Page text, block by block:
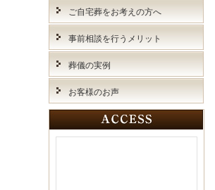
ご自宅葬をお考えの方へ
事前相談を行うメリット
葬儀の実例
お客様のお声